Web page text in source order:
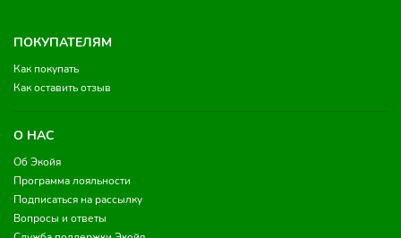
ПОКУПАТЕЛЯМ
Как покупать
Как оставить отзыв
О НАС
Об Экойя
Программа лояльности
Подписаться на рассылку
Вопросы и ответы